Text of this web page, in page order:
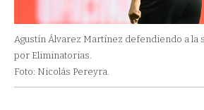
Agustín Álvarez Martínez defendiendo a la
por Eliminatorias.
Foto: Nicolás Pereyra.